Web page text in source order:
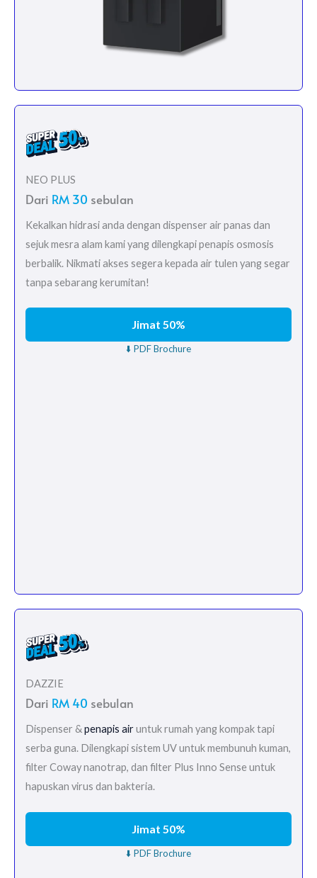
NEO PLUS
Dari RM 30 sebulan
Kekalkan hidrasi anda dengan dispenser air panas dan
sejuk mesra alam kami yang dilengkapi penapis osmosis
berbalik. Nikmati akses segera kepada air tulen yang segar
tanpa sebarang kerumitan!
Jimat 50%
⬇️ PDF Brochure
DAZZIE
Dari RM 40 sebulan
Dispenser & penapis airuntuk rumah yang kompak tapi
serba guna. Dilengkapi sistem UV untuk membunuh kuman,
filter Coway nanotrap, dan filter Plus Inno Sense untuk
hapuskan virus dan bakteria.
Jimat 50%
⬇️ PDF Brochure